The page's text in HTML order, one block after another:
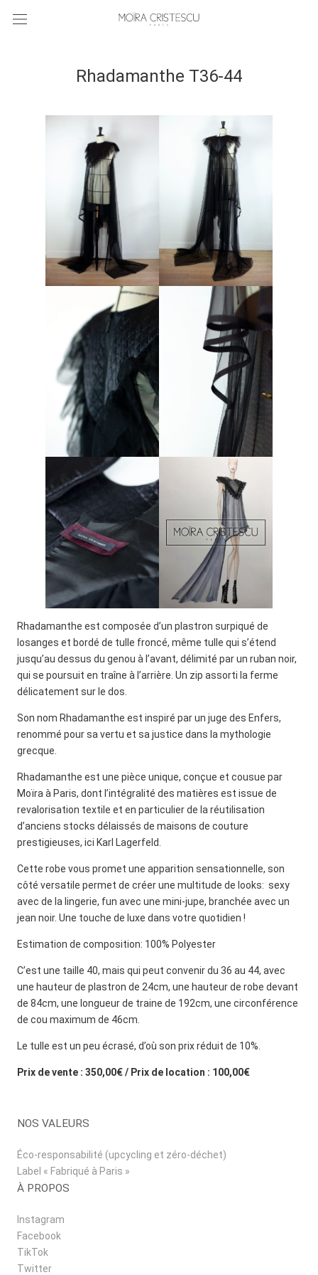
Rhadamanthe T36-44
Rhadamanthe est composée d’un plastron surpiqué de
losanges et bordé de tulle froncé, même tulle qui s’étend
jusqu’au dessus du genou à l’avant, délimité par un ruban noir,
qui se poursuit en traîne à l’arrière. Un zip assorti la ferme
délicatement sur le dos.
Son nom Rhadamanthe est inspiré par un juge des Enfers,
renommé pour sa vertu et sa justice dans la mythologie
grecque.
Rhadamanthe est une pièce unique, conçue et cousue par
Moïra à Paris, dont l’intégralité des matières est issue de
revalorisation textile et en particulier de la réutilisation
d’anciens stocks délaissés de maisons de couture
prestigieuses, ici Karl Lagerfeld.
Cette robe vous promet une apparition sensationnelle, son
côté versatile permet de créer une multitude de looks: sexy
avec de la lingerie, fun avec une mini-jupe, branchée avec un
jean noir. Une touche de luxe dans votre quotidien !
Estimation de composition: 100% Polyester
C’est une taille 40, mais qui peut convenir du 36 au 44, avec
une hauteur de plastron de 24cm, une hauteur de robe devant
de 84cm, une longueur de traine de 192cm, une circonférence
de cou maximum de 46cm.
Le tulle est un peu écrasé, d’où son prix réduit de 10%.
Prix de vente : 350,00€ / Prix de location : 100,00€
NOS VALEURS
Éco-responsabilité (upcycling et zéro-déchet)
Label « Fabriqué à Paris »
À PROPOS
Instagram
Facebook
TikTok
Twitter